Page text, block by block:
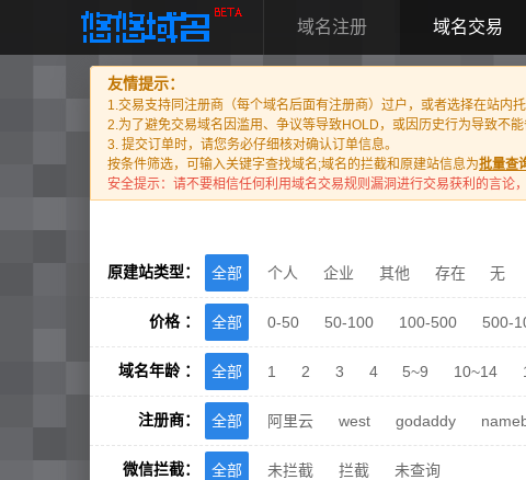
域名注册 域名交易
友情提示：
1.交易支持同注册商（每个域名后面有注册商）过户，或者选择在站内
2.为了避免交易域名因滥用、争议等导致HOLD，或因历史行为导致不
3. 提交订单时，请您务必仔细核对确认订单信息。
按条件筛选，可输入关键字查找域名;域名的拦截和原建站信息为批量查
安全提示：请不要相信任何利用域名交易规则漏洞进行交易获利的言论
原建站类型： 全部 个人 企业 其他 存在 无
价格 ： 全部 0-50 50-100 100-500 500-
域名年龄 ： 全部 1 2 3 4 5~9 10~14
注册商： 全部 阿里云 west godaddy
微信拦截： 全部 未拦截 拦截 未查询